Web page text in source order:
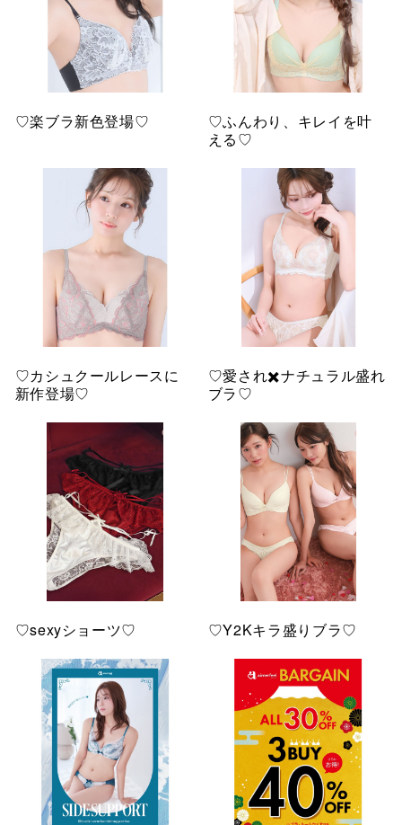
♡楽ブラ新色登場♡
♡ふんわり、キレイを叶
える♡
♡カシュクールレースに
新作登場♡
♡愛され✖️ナチュラル盛れ
ブラ♡
♡sexyショーツ♡ ♡Y2Kキラ盛りブラ♡